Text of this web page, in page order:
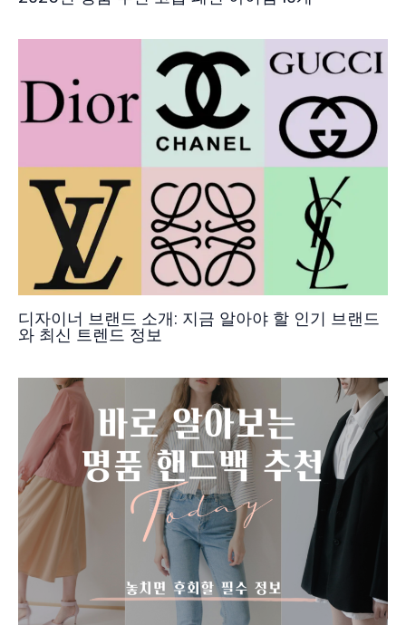
디자이너 브랜드 소개: 지금 알아야 할 인기 브랜드
와 최신 트렌드 정보